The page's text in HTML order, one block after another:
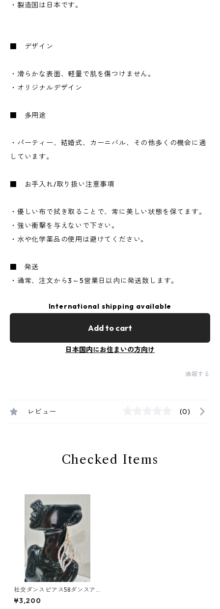
・製造国は日本です。
■ デザイン
・滑らかな表面、軽量で肌を傷つけません。
・オリジナルデザイン
■ 多用途
・パーティー、結婚式、カーニバル、その他多くの機会に適
しています。
■ お手入れ/取り扱い注意事項
・優しい布で拭き取ることで、常に美しい状態を保てます。
・強い衝撃を与えないで下さい。
・水や化学薬品の使用は避けてください。
■ 発送
・通常、注文から3～5営業日以内に発送致します。
International shipping available
Add to cart
日本国内にお住まいの方向け
通報する
レビュー (0)
Checked Items
社交ダンスピアス58ダンスア
クセサリーベリーダンスブラ
イダルアクセサリー
¥3,200